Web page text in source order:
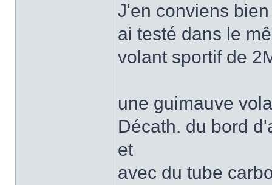
J'en conviens
ai testé dans le
volant sportif de
une guimauve
Décath. du bord
et
avec du tube